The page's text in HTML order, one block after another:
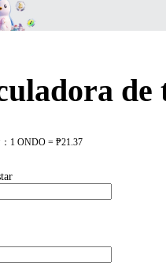
de
1 ONDO = ₱21.37